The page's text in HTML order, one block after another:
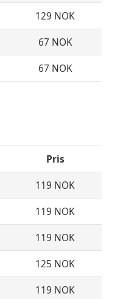
129 NOK
67 NOK
67 NOK
Pris
119 NOK
119 NOK
119 NOK
125 NOK
119 NOK